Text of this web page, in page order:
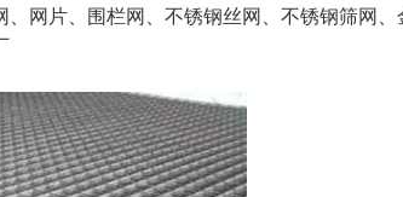
网片、围栏网、不锈钢丝网、不锈钢筛网